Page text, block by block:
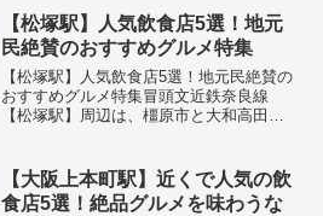
の人々に愛される実力派の飲食店が点在
する穴場スポットで...
【松塚駅】人気飲食店5選！地元
民絶賛のおすすめグルメ特集
【松塚駅】人気飲食店5選！地元民絶賛の
おすすめグルメ特集冒頭文近鉄奈良線
【松塚駅】周辺は、橿原市と大和高田市
から徒歩圏内には、イタリアン、和食、
中華、串揚げ、カフェなど...
【大阪上本町駅】近くで人気の飲
食店5選！絶品グルメを味わうな